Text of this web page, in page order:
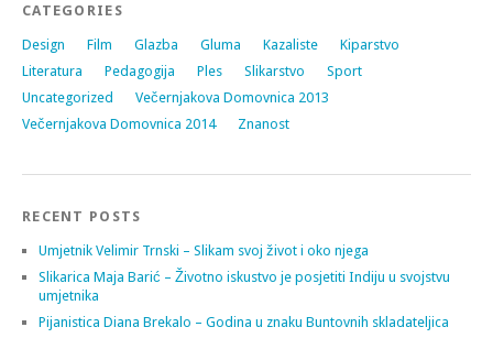
CATEGORIES
Design Film Glazba Gluma Kazaliste
Kiparstvo
Literatura
Pedagogija Ples Slikarstvo
Sport
Uncategorized
Večernjakova Domovnica 2013
Večernjakova Domovnica 2014
Znanost
RECENT POSTS
Umjetnik Velimir Trnski – Slikam svoj život i oko njega
Slikarica Maja Barić – Životno iskustvo je posjetiti Indiju u svojstvu
umjetnika
Pijanistica Diana Brekalo – Godina u znaku Buntovnih skladateljica